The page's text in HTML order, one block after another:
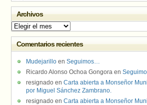
Archivos
Archivos
Comentarios recientes
Mudejarillo en Seguimos…
Ricardo Alonso Ochoa Gongora en
resignado en Carta abierta a Monseñor
por Miguel Sánchez Zambrano.
resignado en Carta abierta a Monseñor